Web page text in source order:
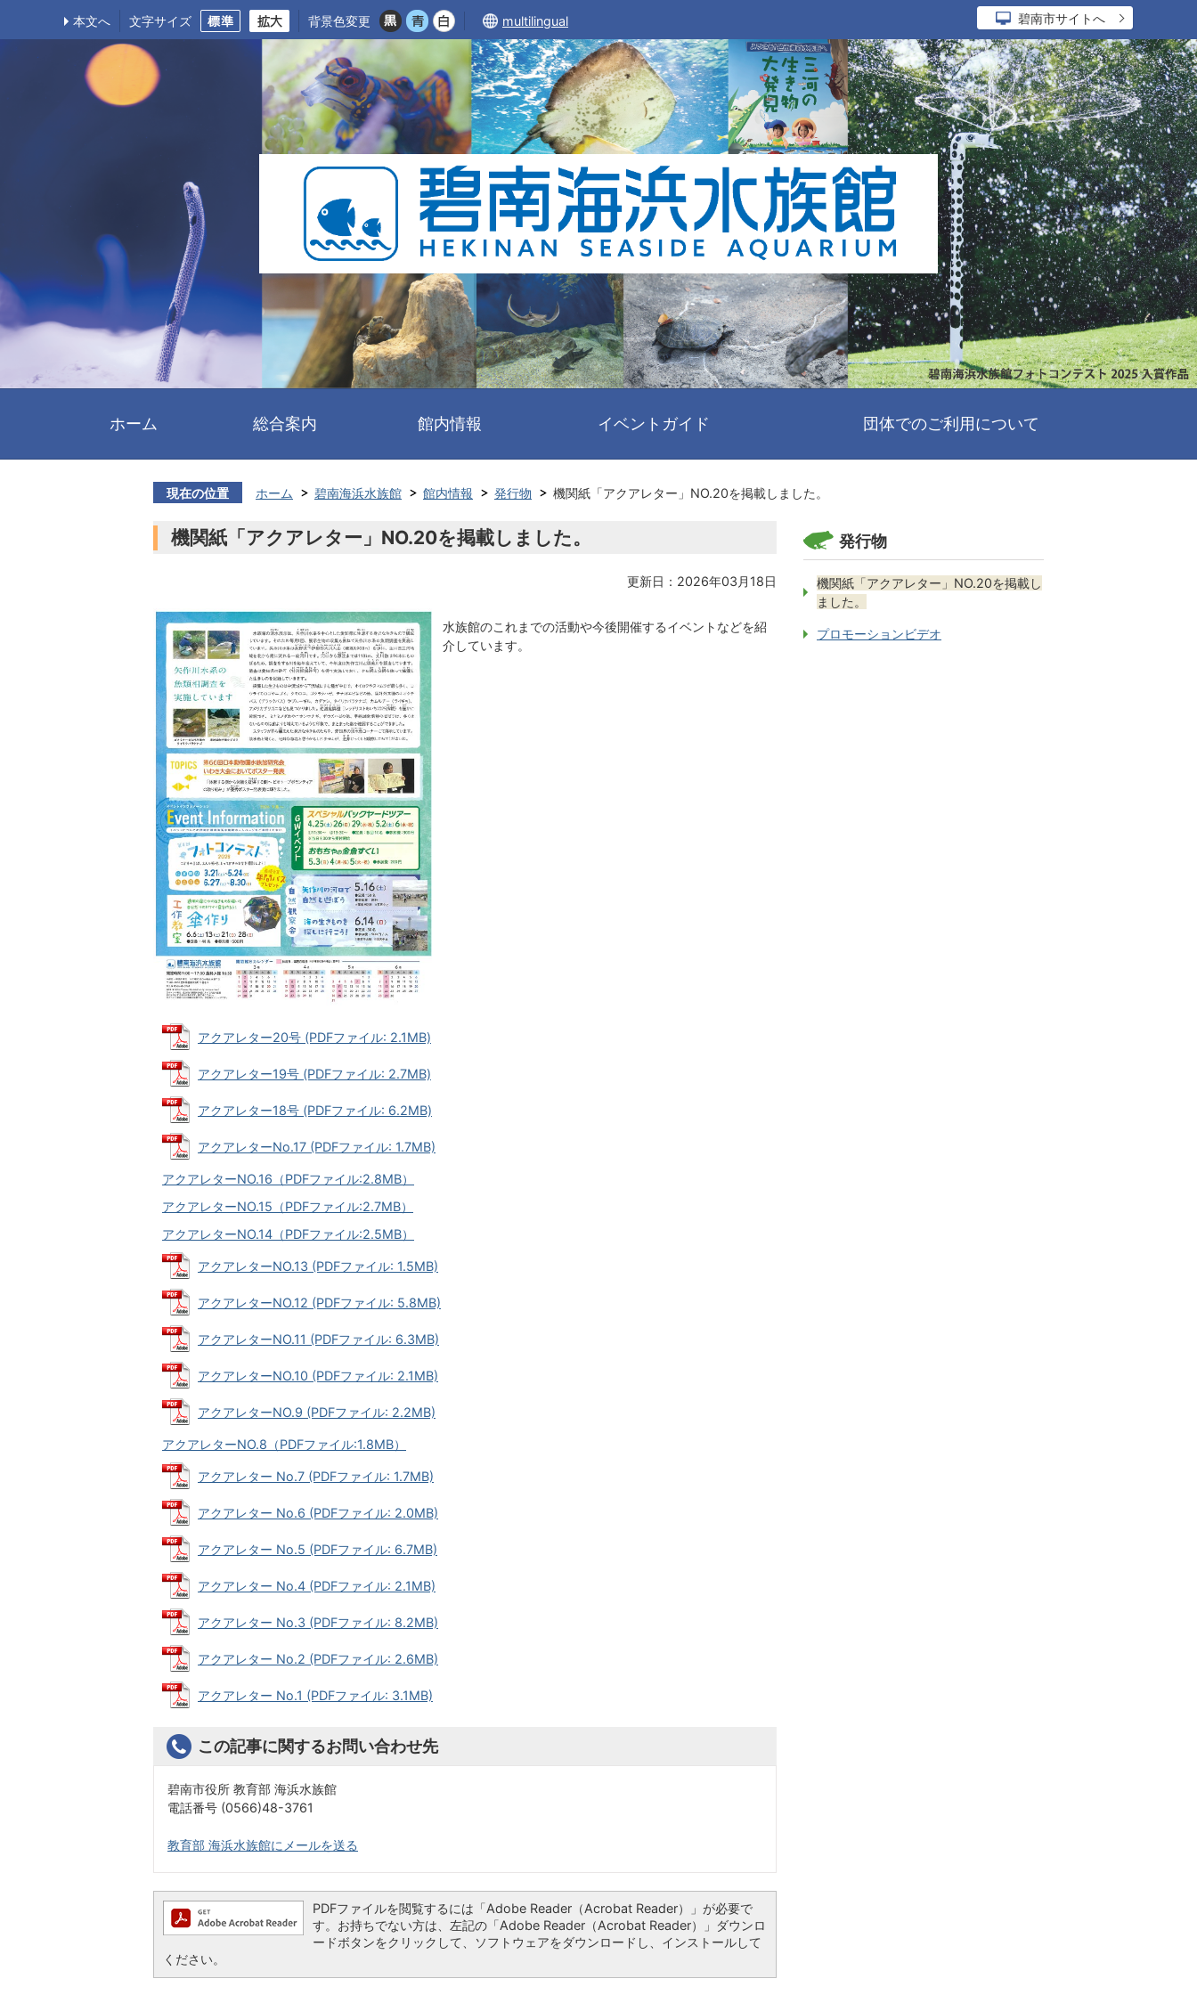
本文へ 文字サイズ 背景色変更 multilingual 碧南市サイトへ
ホーム 総合案内 館内情報 イベントガイド 団体でのご利用について
現在の位置 ホーム 碧南海浜水族館 館内情報 発行物 機関紙「アクアレター」NO.20を掲載しました。
機関紙「アクアレター」NO.20を掲載しました。
更新日：2026年03月18日
水族館のこれまでの活動や今後開催するイベントなどを紹
介しています。
アクアレター20号 (PDFファイル: 2.1MB)
アクアレター19号 (PDFファイル: 2.7MB)
アクアレター18号 (PDFファイル: 6.2MB)
アクアレターNo.17 (PDFファイル: 1.7MB)
アクアレターNO.16（PDFファイル:2.8MB）
アクアレターNO.15（PDFファイル:2.7MB）
アクアレターNO.14（PDFファイル:2.5MB）
アクアレターNO.13 (PDFファイル: 1.5MB)
アクアレターNO.12 (PDFファイル: 5.8MB)
アクアレターNO.11 (PDFファイル: 6.3MB)
アクアレターNO.10 (PDFファイル: 2.1MB)
アクアレターNO.9 (PDFファイル: 2.2MB)
アクアレターNO.8（PDFファイル:1.8MB）
アクアレター No.7 (PDFファイル: 1.7MB)
アクアレター No.6 (PDFファイル: 2.0MB)
アクアレター No.5 (PDFファイル: 6.7MB)
アクアレター No.4 (PDFファイル: 2.1MB)
アクアレター No.3 (PDFファイル: 8.2MB)
アクアレター No.2 (PDFファイル: 2.6MB)
アクアレター No.1 (PDFファイル: 3.1MB)
この記事に関するお問い合わせ先
碧南市役所 教育部 海浜水族館
電話番号 (0566)48-3761
教育部 海浜水族館にメールを送る
PDFファイルを閲覧するには「Adobe Reader（Acrobat Reader）」が必要で
す。お持ちでない方は、左記の「Adobe Reader（Acrobat Reader）」ダウンロ
ードボタンをクリックして、ソフトウェアをダウンロードし、インストールして
ください。
発行物
機関紙「アクアレター」NO.20を掲載し
ました。
プロモーションビデオ